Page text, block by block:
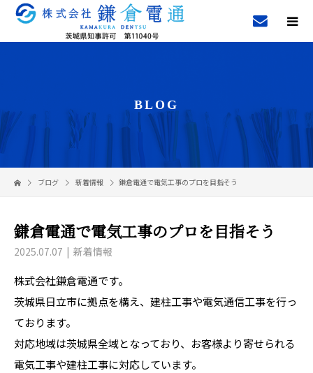
BLOG
ブログ 新着情報 鎌倉電通で電気工事のプロを目指そう
鎌倉電通で電気工事のプロを目指そう
2025.07.07 新着情報
株式会社鎌倉電通です。
茨城県日立市に拠点を構え、建柱工事や電気通信工事を行っ
ております。
対応地域は茨城県全域となっており、お客様より寄せられる
電気工事や建柱工事に対応しています。